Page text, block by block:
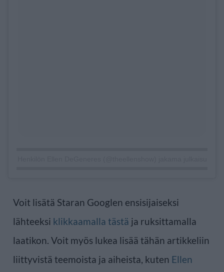
Voit lisätä Staran Googlen ensisijaiseksi
lähteeksi klikkaamalla tästä ja ruksittamalla
laatikon. Voit myös lukea lisää tähän artikkeliin
liittyvistä teemoista ja aiheista, kuten Ellen